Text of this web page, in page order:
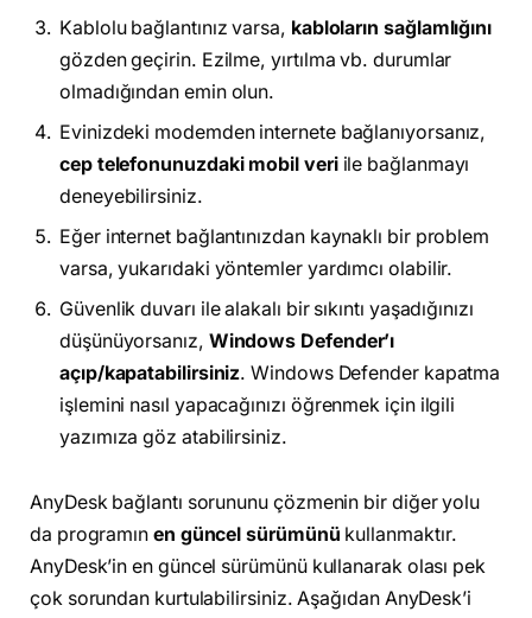
Kablolu bağlantınız varsa, kabloların sağlamlığını
gözden geçirin. Ezilme, yırtılma vb. durumlar
olmadığından emin olun.
Evinizdeki modemden internete bağlanıyorsanız,
cep telefonunuzdaki mobil veriile bağlanmayı
deneyebilirsiniz.
Eğer internet bağlantınızdan kaynaklı bir problem
varsa, yukarıdaki yöntemler yardımcı olabilir.
Güvenlik duvarı ile alakalı bir sıkıntı yaşadığınızı
düşünüyorsanız, Windows Defender’ı
açıp/kapatabilirsiniz. Windows Defender kapatma
işlemini nasıl yapacağınızı öğrenmek için ilgili
yazımıza göz atabilirsiniz.
AnyDesk bağlantı sorununu çözmenin bir diğer yolu
da programın en güncel sürümünü kullanmaktır.
AnyDesk’in en güncel sürümünü kullanarak olası pek
çok sorundan kurtulabilirsiniz. Aşağıdan AnyDesk’i